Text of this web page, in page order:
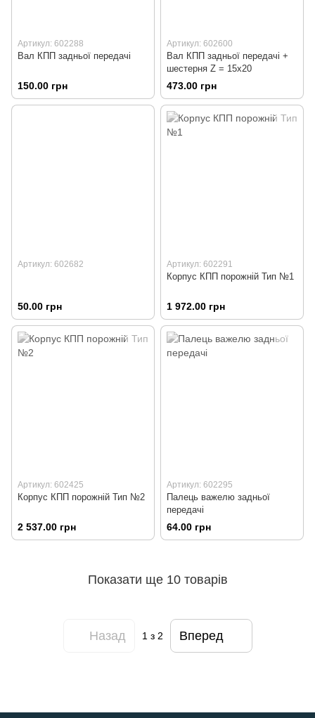
Артикул: 602288
Вал КПП задньої передачі
150.00 грн
Артикул: 602600
Вал КПП задньої передачі +
шестерня Z = 15x20
473.00 грн
Артикул: 602682
50.00 грн
Артикул: 602291
Корпус КПП порожній Тип №1
1 972.00 грн
Артикул: 602425
Корпус КПП порожній Тип №2
2 537.00 грн
Артикул: 602295
Палець важелю задньої
передачі
64.00 грн
Показати ще 10 товарів
Назад 1з 2 Вперед